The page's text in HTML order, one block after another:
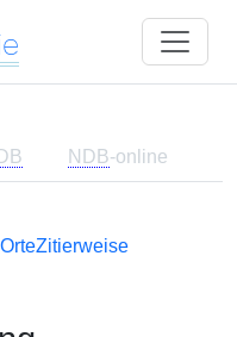
NDB-online
OrteZitierweise